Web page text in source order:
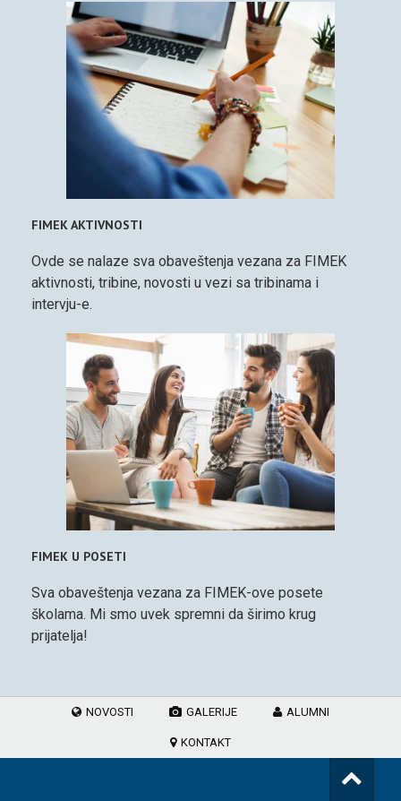
FIMEK AKTIVNOSTI
Ovde se nalaze sva obaveštenja vezana za FIMEK
aktivnosti, tribine, novosti u vezi sa tribinama i
intervju-e.
FIMEK U POSETI
Sva obaveštenja vezana za FIMEK-ove posete
školama. Mi smo uvek spremni da širimo krug
prijatelja!
NOVOSTI GALERIJE ALUMNI
KONTAKT